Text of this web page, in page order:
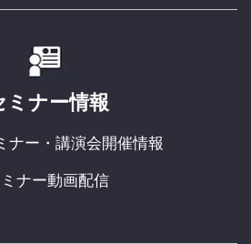
ミナー情報
ナー・講演会開催情報
ナー動画配信